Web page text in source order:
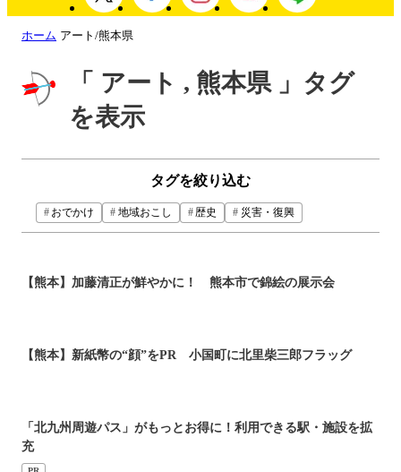
ホーム アート/熊本県
「 アート , 熊本県 」タグ
を表示
タグを絞り込む
おでかけ 地域おこし 歴史 災害・復興
【熊本】加藤清正が鮮やかに！ 熊本市で錦絵の展示会
【熊本】新紙幣の“顔”をPR 小国町に北里柴三郎フラッグ
「北九州周遊パス」がもっとお得に！利用できる駅・施設を拡
充